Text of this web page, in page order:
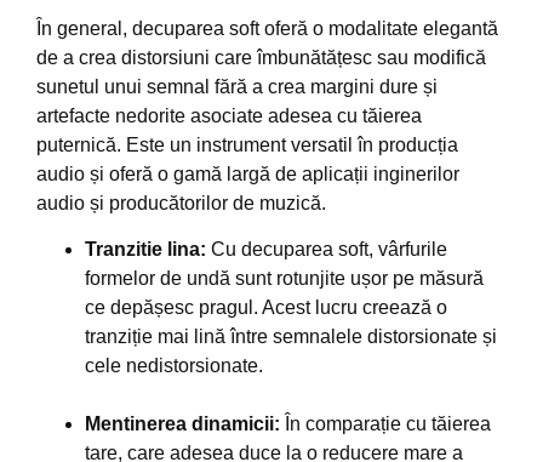
În general, decuparea soft oferă o modalitate elegantă
de a crea distorsiuni care îmbunătățesc sau modifică
sunetul unui semnal fără a crea margini dure și
artefacte nedorite asociate adesea cu tăierea
puternică. Este un instrument versatil în producția
audio și oferă o gamă largă de aplicații inginerilor
audio și producătorilor de muzică.
Tranzitie lina: Cu decuparea soft, vârfurile
formelor de undă sunt rotunjite ușor pe măsură
ce depășesc pragul. Acest lucru creează o
tranziție mai lină între semnalele distorsionate și
cele nedistorsionate.
Mentinerea dinamicii: În comparație cu tăierea
tare, care adesea duce la o reducere mare a